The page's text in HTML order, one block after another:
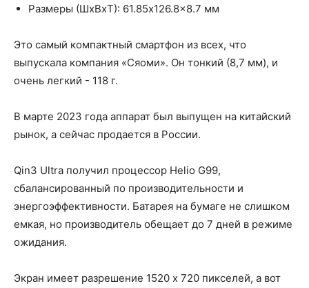
Размеры (ШxВxТ): 61.85x126.8x8.7 мм
Это самый компактный смартфон из всех, что
выпускала компания «Сяоми». Он тонкий (8,7 мм), и
очень легкий - 118 г.
В марте 2023 года аппарат был выпущен на китайский
рынок, а сейчас продается в России.
Qin3 Ultra получил процессор Helio G99,
сбалансированный по производительности и
энергоэффективности. Батарея на бумаге не слишком
емкая, но производитель обещает до 7 дней в режиме
ожидания.
Экран имеет разрешение 1520 х 720 пикселей, а вот